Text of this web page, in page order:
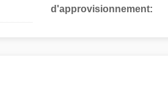
d'approvisionnement: